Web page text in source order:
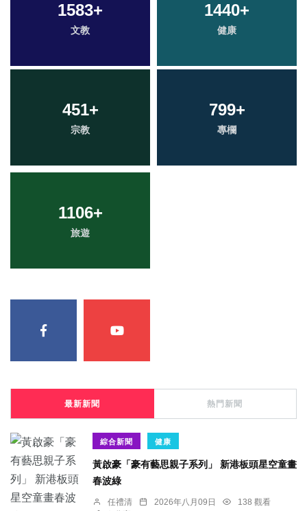
1583+
文教
1440+
健康
451+
宗教
799+
專欄
1106+
旅遊
最新新聞 熱門新聞
綜合新聞 健康
黃啟豪「豪有藝思親子系列」 新港板頭星空童畫
春波綠
任禮清 2026年八月09日
138 觀看